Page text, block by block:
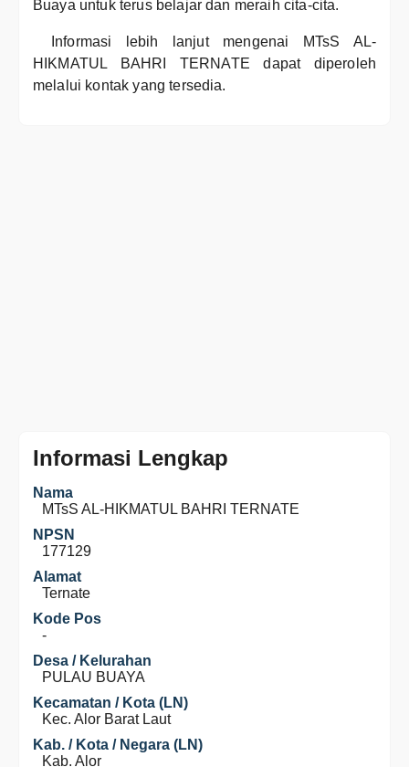
Buaya untuk terus belajar dan meraih cita-cita.
Informasi lebih lanjut mengenai MTsS AL-
HIKMATUL BAHRI TERNATE dapat diperoleh
melalui kontak yang tersedia.
Informasi Lengkap
Nama
MTsS AL-HIKMATUL BAHRI TERNATE
NPSN
177129
Alamat
Ternate
Kode Pos
-
Desa / Kelurahan
PULAU BUAYA
Kecamatan / Kota (LN)
Kec. Alor Barat Laut
Kab. / Kota / Negara (LN)
Kab. Alor